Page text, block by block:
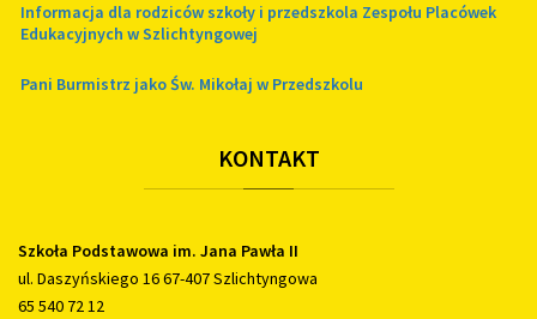
Informacja dla rodziców szkoły i przedszkola Zespołu Placówek
Edukacyjnych w Szlichtyngowej
Pani Burmistrz jako Św. Mikołaj w Przedszkolu
KONTAKT
Szkoła Podstawowa im. Jana Pawła II
ul. Daszyńskiego 16 67-407 Szlichtyngowa
65 540 72 12